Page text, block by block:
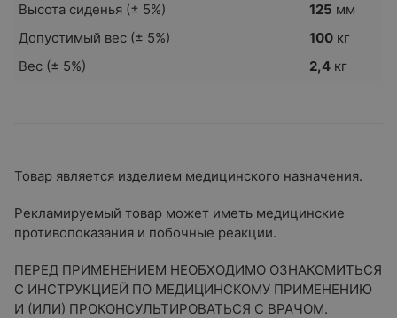
Высота сиденья (± 5%)
125 мм
Допустимый вес (± 5%)
100 кг
Вес (± 5%)
2,4 кг
Товар является изделием медицинского назначения.
Рекламируемый товар может иметь медицинские
противопоказания и побочные реакции.
ПЕРЕД ПРИМЕНЕНИЕМ НЕОБХОДИМО ОЗНАКОМИТЬСЯ
С ИНСТРУКЦИЕЙ ПО МЕДИЦИНСКОМУ ПРИМЕНЕНИЮ
И (ИЛИ) ПРОКОНСУЛЬТИРОВАТЬСЯ С ВРАЧОМ.